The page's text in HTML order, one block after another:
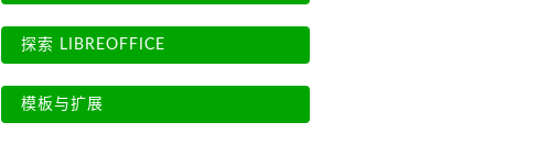
探索 LIBREOFFICE
模板与扩展